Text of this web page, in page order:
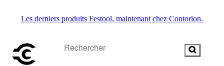
Les derniers produits Festool, maintenant chez Contorion.